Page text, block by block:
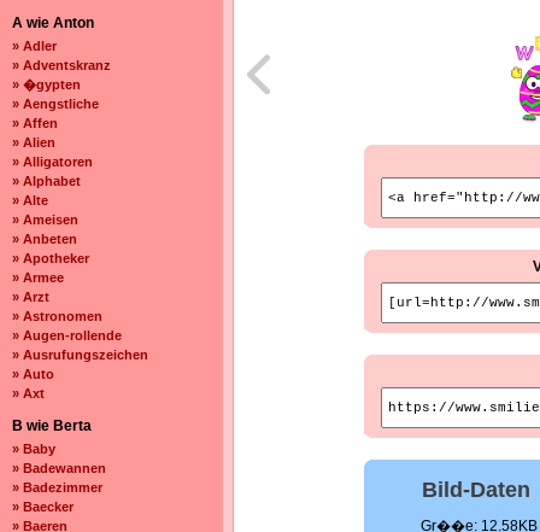
A wie Anton
» Adler
» Adventskranz
» �gypten
» Aengstliche
» Affen
» Alien
» Alligatoren
» Alphabet
» Alte
» Ameisen
» Anbeten
» Apotheker
» Armee
» Arzt
» Astronomen
» Augen-rollende
» Ausrufungszeichen
» Auto
» Axt
B wie Berta
» Baby
» Badewannen
» Badezimmer
» Baecker
» Baeren
Bild-Daten
Gr��e: 12.58KB